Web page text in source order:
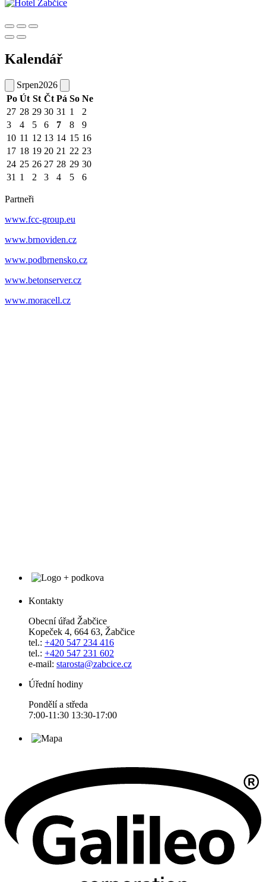
Kalendář
Srpen2026
Po Út St Čt Pá So Ne
27 28 29 30 31 1
2
3
4 5 6 7 8
9
10 11 12 13 14 15 16
17 18 19 20 21 22 23
24 25 26 27 28 29 30
31 1 2 3 4 5 6
Partneři
www.fcc-group.eu
www.brnoviden.cz
www.podbrnensko.cz
www.betonserver.cz
www.moracell.cz
Kontakty
Obecní úřad Žabčice
Kopeček 4, 664 63, Žabčice
tel.: +420 547 234 416
tel.: +420 547 231 602
e-mail: starosta@zabcice.cz
Úřední hodiny
Pondělí a středa
7:00-11:30 13:30-17:00